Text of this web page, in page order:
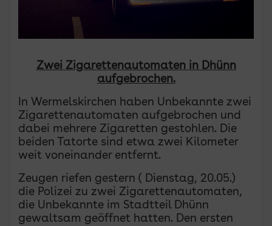
Zwei Zigarettenautomaten in Dhünn
aufgebrochen.
In Wermelskirchen haben Unbekannte zwei
Zigarettenautomaten aufgebrochen und
dabei mehrere Zigaretten gestohlen. Die
beiden Tatorte sind etwa zwei Kilometer
weit voneinander entfernt.
Zeugen riefen gestern ( Dienstag, 20.05.)
die Polizei zu zwei Zigarettenautomaten,
die Unbekannte im Stadtteil Dhünn
gewaltsam geöffnet hatten. Den ersten